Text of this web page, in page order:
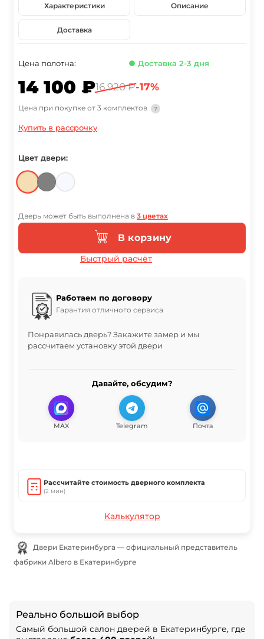
Характеристики Описание
Доставка
Цена полотна: ● Доставка 2-3 дня
14 100 ₽16 920 ₽-17%
Цена при покупке от 3 комплектов ?
Купить в рассрочку
Цвет двери:
Дверь может быть выполнена в 3 цветах
В корзину
Быстрый расчёт
Работаем по договору
Гарантия отличного сервиса
Понравилась дверь? Закажите замер и мы
рассчитаем установку этой двери
Давайте, обсудим?
MAX Telegram Почта
Рассчитайте стоимость дверного комплекта
(2 мин)
Калькулятор
Двери Екатеринбурга — официальный представитель
фабрики Albero в Екатеринбурге
Реально большой выбор
Самый большой салон дверей в Екатеринбурге, где